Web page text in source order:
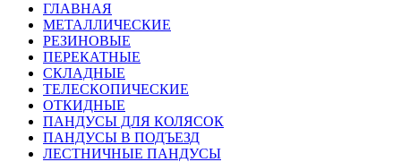
ГЛАВНАЯ
МЕТАЛЛИЧЕСКИЕ
РЕЗИНОВЫЕ
ПЕРЕКАТНЫЕ
СКЛАДНЫЕ
ТЕЛЕСКОПИЧЕСКИЕ
ОТКИДНЫЕ
ПАНДУСЫ ДЛЯ КОЛЯСОК
ПАНДУСЫ В ПОДЪЕЗД
ЛЕСТНИЧНЫЕ ПАНДУСЫ